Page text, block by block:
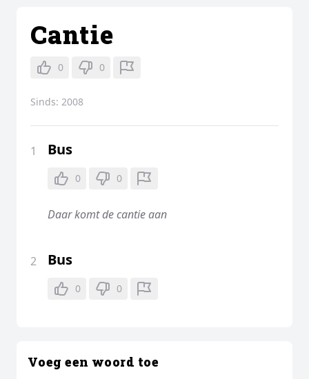
Cantie
0 0
Sinds: 2008
1 Bus
0 0
Daar komt de cantie aan
2 Bus
0 0
Voeg een woord toe